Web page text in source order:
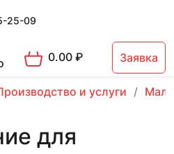
25-09
0.00₽ Заявка
и услуги
для